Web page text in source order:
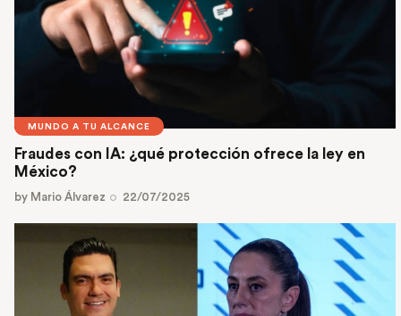
MUNDO A TU ALCANCE
Fraudes con IA: ¿qué protección ofrece la ley en
México?
by Mario Álvarez 22/07/2025